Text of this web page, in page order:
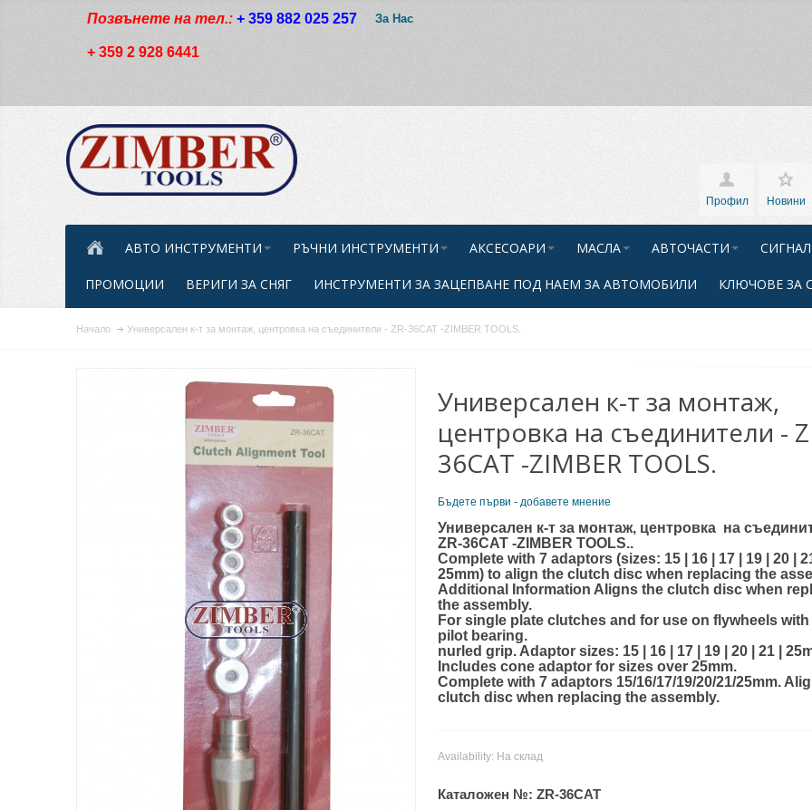
Позвънете на тел.: + 359 882 025 257
+ 359 2 928 6441
За Нас
Профил
Новини
АВТО ИНСТРУМЕНТИ РЪЧНИ ИНСТРУМЕНТИ АКСЕСОАРИ МАСЛА АВТОЧАСТИ
ПРОМОЦИИ ВЕРИГИ ЗА СНЯГ ИНСТРУМЕНТИ ЗА ЗАЦЕПВАНЕ ПОД НАЕМ ЗА АВТОМОБИЛИ КЛЮЧОВЕ ЗА
Начало Универсален к-т за монтаж, центровка на съединители - ZR-36CAT -ZIMBER TOOLS.
Универсален к-т за монтаж,
центровка на съединители -
36CAT -ZIMBER TOOLS.
Бъдете първи - добавете мнение
Универсален к-т за монтаж, центровка на
ZR-36CAT -ZIMBER TOOLS..
Complete with 7 adaptors (sizes: 15 | 16 | 17 | 19 | 20 | 21
25mm) to align the clutch disc when replacing the
Additional Information Aligns the clutch disc when
the assembly.
For single plate clutches and for use on flywheels
pilot bearing.
nurled grip. Adaptor sizes: 15 | 16 | 17 | 19 | 20 | 21 |
Includes cone adaptor for sizes over 25mm.
Complete with 7 adaptors 15/16/17/19/20/21/25mm.
clutch disc when replacing the assembly.
Availability: На склад
Каталожен №:ZR-36CAT